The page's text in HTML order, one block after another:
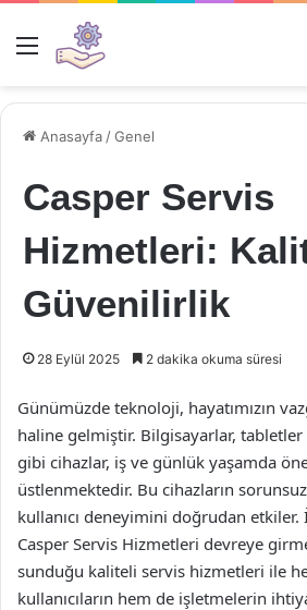
Menü
Anasayfa /Genel
Casper Servis
Hizmetleri:
Güvenilirlik
28 Eylül 2025 2 dakika okuma süresi
Günümüzde teknoloji, hayatımızın
haline gelmiştir. Bilgisayarlar, tabletler
gibi cihazlar, iş ve günlük yaşamda
üstlenmektedir. Bu cihazların
kullanıcı deneyimini doğrudan
Casper Servis Hizmetleri devreye
sunduğu kaliteli servis hizmetleri ile
kullanıcıların hem de işletmelerin